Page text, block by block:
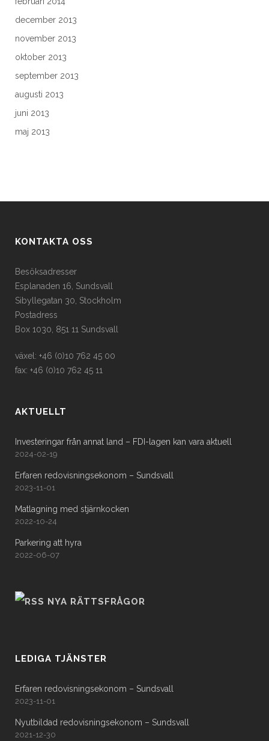
december 2013
november 2013
oktober 2013
september 2013
augusti 2013
juni 2013
maj 2013
KONTAKTA OSS
Besöksadresser
Esplanaden 16, Sundsvall
Sibyllegatan 30, Stockholm
Postadress
Box 1030, 851 11 Sundsvall
växel: +46 (0)10 762 45 00
fax: +46 (0)10 762 45 11
AKTUELLT
Investeringar från annat land – FDI-lagen kan vara aktuell
2024-02-19
Erfaren redovisningsekonom – Sundsvall
2023-11-01
Matlagning med stjärnkocken
2022-10-24
Parkering att hyra
2022-06-07
NYA RÄTTSFRÅGOR
LEDIGA TJÄNSTER
Erfaren redovisningsekonom – Sundsvall
2023-11-01
Nyutbildad redovisningsekonom – Sundsvall
2021-12-30